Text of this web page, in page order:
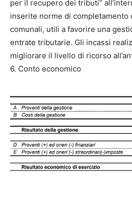
per il recupero dei tributi”
inserite norme di
comunali, utili a favorire una
entrate tributarie. Gli incassi
migliorare il livello di ricorso
6. Conto economico